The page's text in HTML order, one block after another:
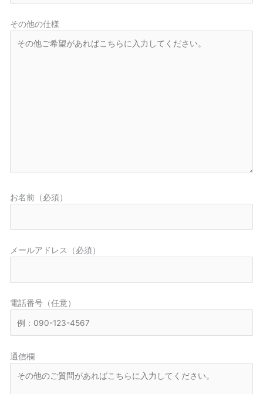
その他の仕様
お名前（必須）
メールアドレス（必須）
電話番号（任意）
通信欄